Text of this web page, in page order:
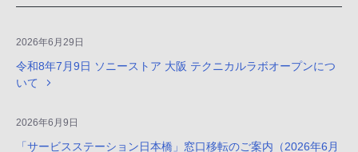
2026年6月29日
令和8年7月9日 ソニーストア 大阪 テクニカルラボオープンにつ
いて
2026年6月9日
「サービスステーション日本橋」窓口移転のご案内（2026年6月